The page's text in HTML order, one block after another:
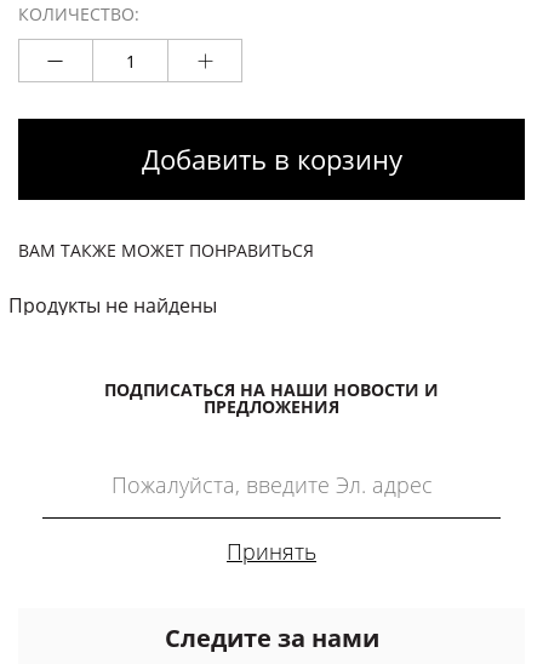
КОЛИЧЕСТВО:
Добавить в корзину
ВАМ ТАКЖЕ МОЖЕТ ПОНРАВИТЬСЯ
Продукты не найдены
ПОДПИСАТЬСЯ НА НАШИ НОВОСТИ И
ПРЕДЛОЖЕНИЯ
Следите за нами